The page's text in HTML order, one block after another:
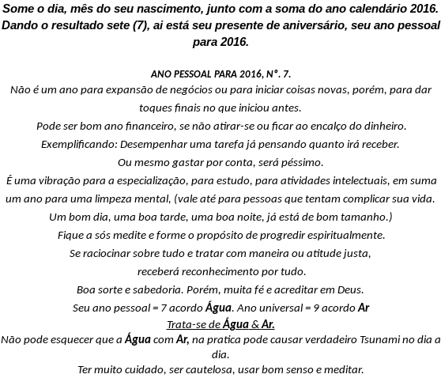
Some o dia, mês do seu nascimento, junto com a soma do ano calendário 2016.
Dando o resultado sete (7), ai está seu presente de aniversário, seu ano pessoal
para 2016.
ANO PESSOAL PARA 2016, Nº. 7.
Não é um ano para expansão de negócios ou para iniciar coisas novas, porém, para dar
toques finais no que iniciou antes.
Pode ser bom ano financeiro, se não atirar-se ou ficar ao encalço do dinheiro.
Exemplificando: Desempenhar uma tarefa já pensando quanto irá receber.
Ou mesmo gastar por conta, será péssimo.
É uma vibração para a especialização, para estudo, para atividades intelectuais, em suma
um ano para uma limpeza mental, (vale até para pessoas que tentam complicar sua vida.
Um bom dia, uma boa tarde, uma boa noite, já está de bom tamanho.)
Fique a sós medite e forme o propósito de progredir espiritualmente.
Se raciocinar sobre tudo e tratar com maneira ou atitude justa,
receberá reconhecimento por tudo.
Boa sorte e sabedoria. Porém, muita fé e acreditar em Deus.
Seu ano pessoal = 7 acordoÁgua. Ano universal = 9 acordoAr
Trata-se deÁgua&Ar.
Não pode esquecer que aÁguacomAr, na pratica pode causar verdadeiro Tsunami no dia a
dia.
Ter muito cuidado, ser cautelosa, usar bom senso e meditar.